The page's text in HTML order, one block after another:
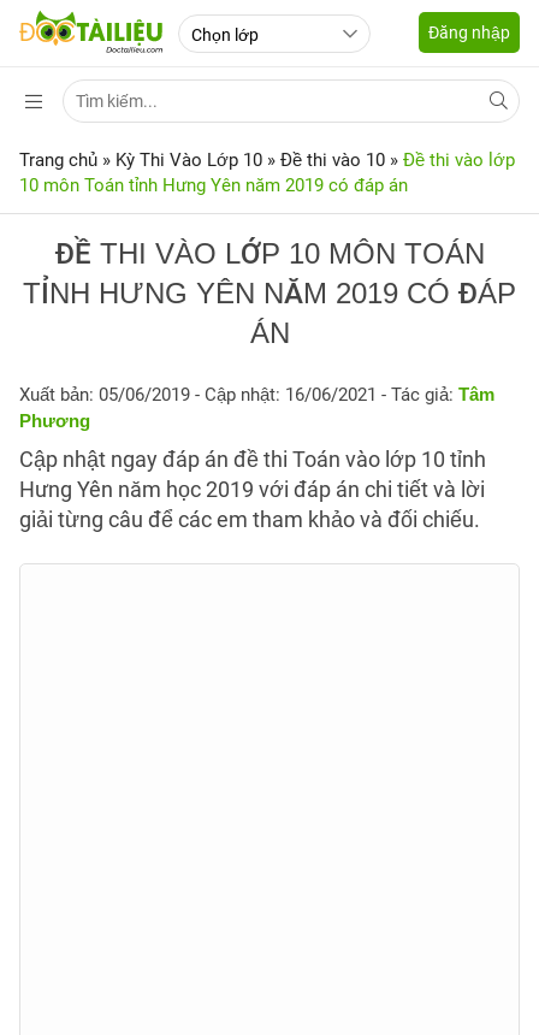
Đăng nhập
Trang chủ » Kỳ Thi Vào Lớp 10 » Đề thi vào 10 » Đề thi vào lớp
10 môn Toán tỉnh Hưng Yên năm 2019 có đáp án
ĐỀ THI VÀO LỚP 10 MÔN TOÁN
TỈNH HƯNG YÊN NĂM 2019 CÓ ĐÁP
ÁN
Xuất bản: 05/06/2019 - Cập nhật: 16/06/2021 - Tác giả: Tâm
Phương
Cập nhật ngay đáp án đề thi Toán vào lớp 10 tỉnh
Hưng Yên năm học 2019 với đáp án chi tiết và lời
giải từng câu để các em tham khảo và đối chiếu.